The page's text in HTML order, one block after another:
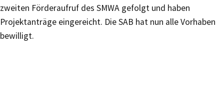
zweiten Förderaufruf des SMWA gefolgt und haben
Projektanträge eingereicht. Die SAB hat nun alle Vorhaben
bewilligt.